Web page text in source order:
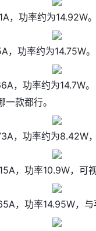
，功率约为14.92W。
功率约为14.75W。
，功率约为14.7W
款都行。
，功率约为8.42W
，功率10.9W，可
，功率14.95W，与